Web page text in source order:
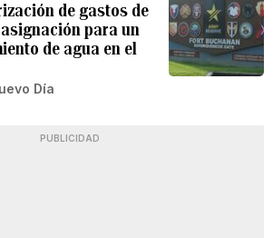
de gastos de
para un
de agua en el
Día
PUBLICIDAD